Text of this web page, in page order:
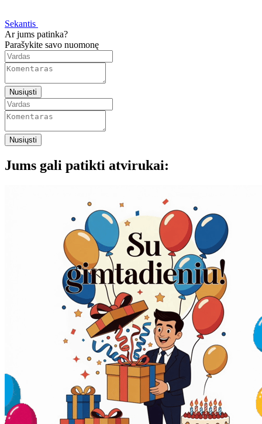
Sekantis
Ar jums patinka?
Parašykite savo nuomonę
Nusiųsti
Nusiųsti
Jums gali patikti atvirukai: